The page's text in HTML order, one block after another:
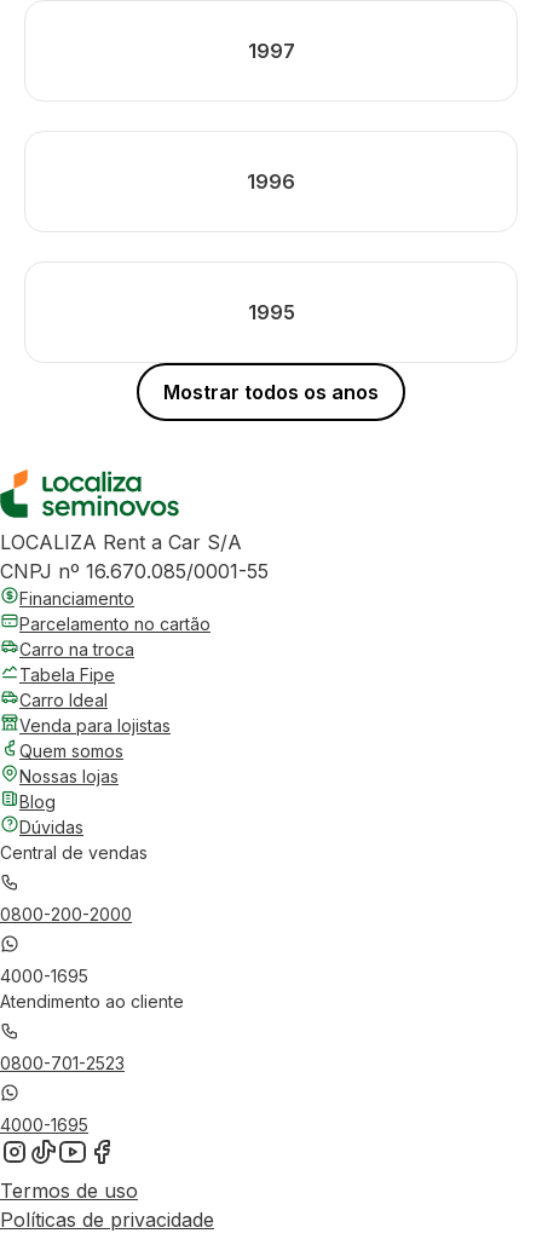
1997
1996
1995
Mostrar todos os anos
LOCALIZA Rent a Car S/A
CNPJ nº 16.670.085/0001-55
Financiamento
Parcelamento no cartão
Carro na troca
Tabela Fipe
Carro Ideal
Venda para lojistas
Quem somos
Nossas lojas
Blog
Dúvidas
Central de vendas
0800-200-2000
4000-1695
Atendimento ao cliente
0800-701-2523
4000-1695
Termos de uso
Políticas de privacidade